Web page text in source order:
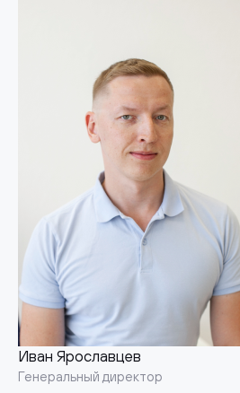
Иван Ярославцев
Генеральный директор